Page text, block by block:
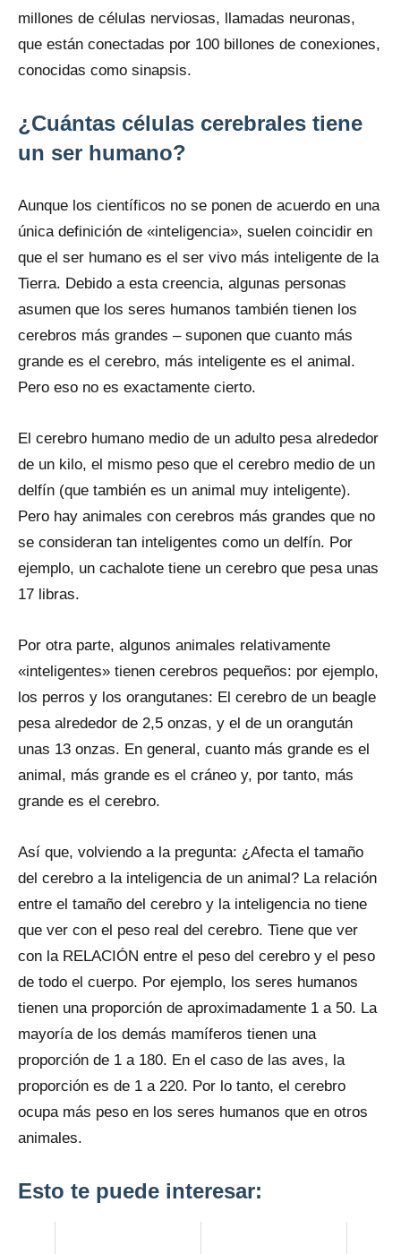
millones de células nerviosas, llamadas neuronas,
que están conectadas por 100 billones de conexiones,
conocidas como sinapsis.
¿Cuántas células cerebrales tiene
un ser humano?
Aunque los científicos no se ponen de acuerdo en una
única definición de «inteligencia», suelen coincidir en
que el ser humano es el ser vivo más inteligente de la
Tierra. Debido a esta creencia, algunas personas
asumen que los seres humanos también tienen los
cerebros más grandes – suponen que cuanto más
grande es el cerebro, más inteligente es el animal.
Pero eso no es exactamente cierto.
El cerebro humano medio de un adulto pesa alrededor
de un kilo, el mismo peso que el cerebro medio de un
delfín (que también es un animal muy inteligente).
Pero hay animales con cerebros más grandes que no
se consideran tan inteligentes como un delfín. Por
ejemplo, un cachalote tiene un cerebro que pesa unas
17 libras.
Por otra parte, algunos animales relativamente
«inteligentes» tienen cerebros pequeños: por ejemplo,
los perros y los orangutanes: El cerebro de un beagle
pesa alrededor de 2,5 onzas, y el de un orangután
unas 13 onzas. En general, cuanto más grande es el
animal, más grande es el cráneo y, por tanto, más
grande es el cerebro.
Así que, volviendo a la pregunta: ¿Afecta el tamaño
del cerebro a la inteligencia de un animal? La relación
entre el tamaño del cerebro y la inteligencia no tiene
que ver con el peso real del cerebro. Tiene que ver
con la RELACIÓN entre el peso del cerebro y el peso
de todo el cuerpo. Por ejemplo, los seres humanos
tienen una proporción de aproximadamente 1 a 50. La
mayoría de los demás mamíferos tienen una
proporción de 1 a 180. En el caso de las aves, la
proporción es de 1 a 220. Por lo tanto, el cerebro
ocupa más peso en los seres humanos que en otros
animales.
Esto te puede interesar: